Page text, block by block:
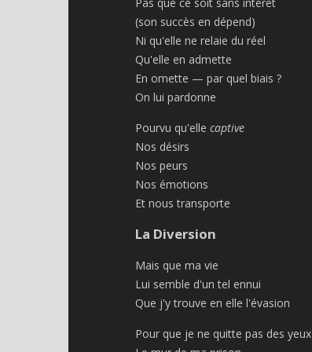
Pas que ce soit sans intérêt
(son succès en dépend)
Ni qu'elle ne relaie du réel
Qu'elle en admette
En omette — par quel biais ?
On lui pardonne
Pourvu qu'elle captive
Nos désirs
Nos peurs
Nos émotions
Et nous transporte
La Diversion
Mais que ma vie
Lui semble d'un tel ennui
Que j'y trouve en elle l'évasion
Pour que je ne quitte pas des yeux